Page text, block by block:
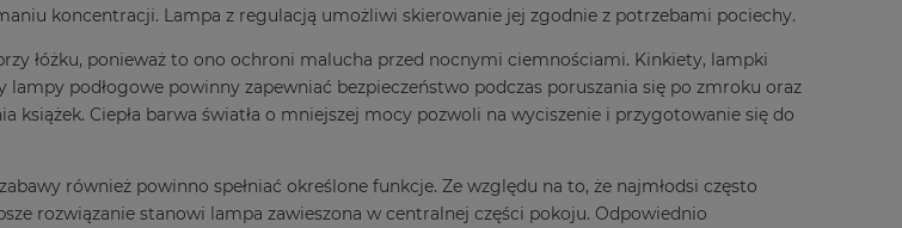
koncentracji. Lampa z regulacją umożliwi skierowanie jej zgodnie z potrzebami pociechy.
łóżku, ponieważ to ono ochroni malucha przed nocnymi ciemnościami. Kinkiety, lampki
lampy podłogowe powinny zapewniać bezpieczeństwo podczas poruszania się po zmroku oraz
książek. Ciepła barwa światła o mniejszej mocy pozwoli na wyciszenie i przygotowanie się do
również powinno spełniać określone funkcje. Ze względu na to, że najmłodsi często
rozwiązanie stanowi lampa zawieszona w centralnej części pokoju. Odpowiednio